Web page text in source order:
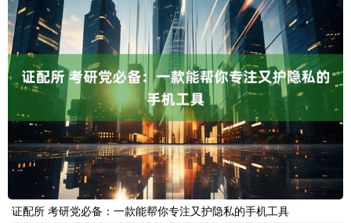
证配所 考研党必备：一款能帮你专注又护隐私的手机工具